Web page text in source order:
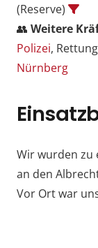
(Reserve)
👥 Weitere
Polizei,
Nürnberg
Wir wurden zu
an den
Vor Ort war